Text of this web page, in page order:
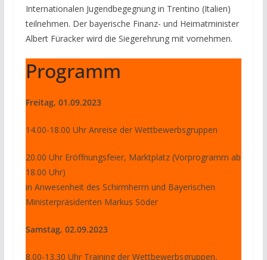
Internationalen Jugendbegegnung in Trentino (Italien)
teilnehmen. Der bayerische Finanz- und Heimatminister
Albert Füracker wird die Siegerehrung mit vornehmen.
Programm
Freitag, 01.09.2023
14.00-18.00 Uhr Anreise der Wettbewerbsgruppen
20.00 Uhr Eröffnungsfeier, Marktplatz (Vorprogramm ab
18.00 Uhr)
in Anwesenheit des Schirmherrn und Bayerischen
Ministerpräsidenten Markus Söder
Samstag, 02.09.2023
8.00-13.30 Uhr Training der Wettbewerbsgruppen,